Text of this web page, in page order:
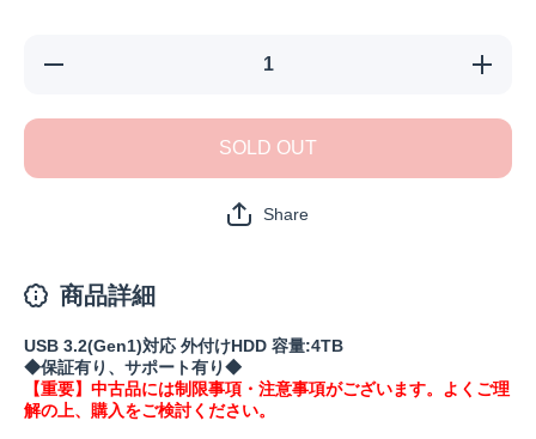
《整備
EDS4U3-
《整備
EDS4U3-
1年)の数
SOLD OUT
Share
商品詳細
USB 3.2(Gen1)対応 外付けHDD 容量:4TB
◆保証有り、サポート有り◆
【重要】中古品には制限事項・注意事項がございます。よくご理
解の上、購入をご検討ください。